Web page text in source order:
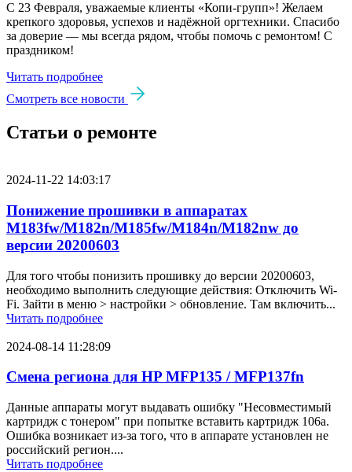
С 23 Февраля, уважаемые клиенты «Копи‑групп»! Желаем
крепкого здоровья, успехов и надёжной оргтехники. Спасибо
за доверие — мы всегда рядом, чтобы помочь с ремонтом! С
праздником!
Читать подробнее
Смотреть все новости
Статьи о ремонте
2024-11-22 14:03:17
Понижение прошивки в аппаратах
M183fw/M182n/M185fw/M184n/M182nw до
версии 20200603
Для того чтобы понизить прошивку до версии 20200603,
необходимо выполнить следующие действия: Отключить Wi-
Fi. Зайти в меню > настройки > обновление. Там включить...
Читать подробнее
2024-08-14 11:28:09
Смена региона для HP MFP135 / MFP137fn
Данные аппараты могут выдавать ошибку "Несовместимый
картридж с тонером" при попытке вставить картридж 106a.
Ошибка возникает из-за того, что в аппарате установлен не
российский регион....
Читать подробнее